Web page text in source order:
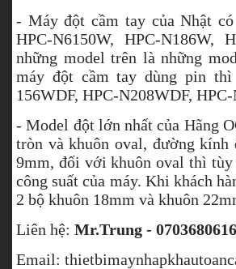
- Máy đột cầm tay của Nhật
HPC-N6150W, HPC-N186W,
những model trên là những
máy đột cầm tay dùng pin
156WDF, HPC-N208WDF,
- Model đột lớn nhất của Hãng
tròn và khuôn oval, đường kính
9mm, đối với khuôn oval thì
công suất của máy. Khi khách
2 bộ khuôn 18mm và khuôn
Liên hệ: Mr.Trung - 0703680616
Email: